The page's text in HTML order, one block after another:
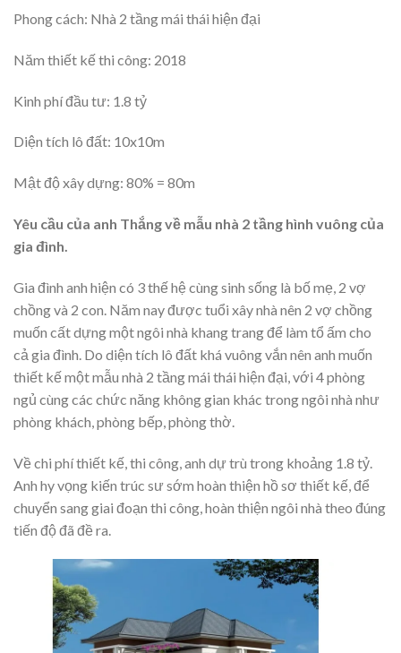
Phong cách: Nhà 2 tầng mái thái hiện đại
Năm thiết kế thi công: 2018
Kinh phí đầu tư: 1.8 tỷ
Diện tích lô đất: 10x10m
Mật độ xây dựng: 80% = 80m
Yêu cầu của anh Thắng về mẫu nhà 2 tầng hình vuông của
gia đình.
Gia đình anh hiện có 3 thế hệ cùng sinh sống là bố mẹ, 2 vợ
chồng và 2 con. Năm nay được tuổi xây nhà nên 2 vợ chồng
muốn cất dựng một ngôi nhà khang trang để làm tổ ấm cho
cả gia đình. Do diện tích lô đất khá vuông vắn nên anh muốn
thiết kế một mẫu nhà 2 tầng mái thái hiện đại, với 4 phòng
ngủ cùng các chức năng không gian khác trong ngôi nhà như
phòng khách, phòng bếp, phòng thờ.
Về chi phí thiết kế, thi công, anh dự trù trong khoảng 1.8 tỷ.
Anh hy vọng kiến trúc sư sớm hoàn thiện hồ sơ thiết kế, để
chuyển sang giai đoạn thi công, hoàn thiện ngôi nhà theo đúng
tiến độ đã đề ra.